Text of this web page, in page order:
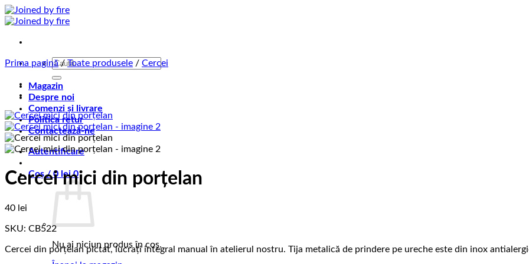
Skip
to
Caută
Magazin
Despre noi
Comenzi și livrare
Politica retur
Contactează-ne
Autentificare
Coș /0 lei 0
Nu ai niciun produs în coș.
Prima pagină / Toate produsele / Cercei
Cercei mici din porțelan
40 lei
SKU: CB522
Cercei din porțelan pictat, lucrați integral manual în atelierul nostru. Tija metalică de prindere pe ureche este din inox